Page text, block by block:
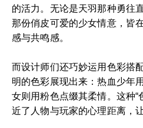
的活力。无论是天羽那种勇往
那份俏皮可爱的少女情意，皆
感与共鸣感。
而设计师们还巧妙运用色彩搭
明的色彩展现出来：热血少年
女则用粉色点缀其柔情。这种“
近了人物与玩家的心理距离，